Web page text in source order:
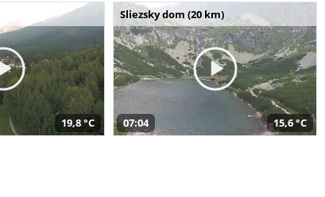
19,8 °C
Sliezsky dom (20 km)
07:04 15,6 °C